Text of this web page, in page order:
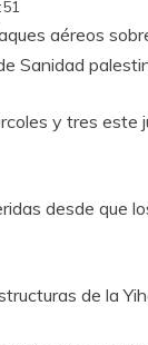
aéreos
Sanidad
y tres este
desde que
de la